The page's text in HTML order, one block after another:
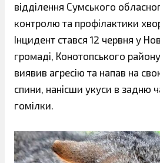
відділення Сумського
контролю та профілактики
Інцидент стався 12 червня у
громаді, Конотопського
виявив агресію та напав на
спини, нанісши укуси в задню
гомілки.